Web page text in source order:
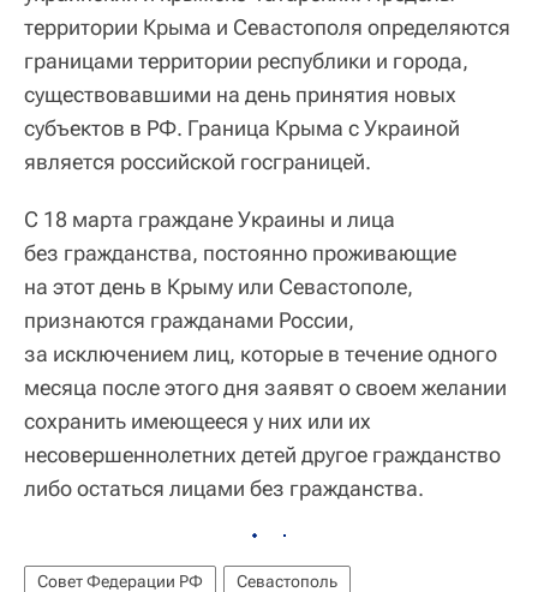
территории Крыма и Севастополя определяются
границами территории республики и города,
существовавшими на день принятия новых
субъектов в РФ. Граница Крыма с Украиной
является российской госграницей.
С 18 марта граждане Украины и лица
без гражданства, постоянно проживающие
на этот день в Крыму или Севастополе,
признаются гражданами России,
за исключением лиц, которые в течение одного
месяца после этого дня заявят о своем желании
сохранить имеющееся у них или их
несовершеннолетних детей другое гражданство
либо остаться лицами без гражданства.
Совет Федерации РФ
Севастополь